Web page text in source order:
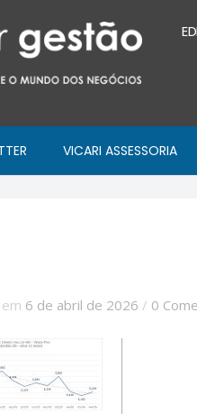
VICARI ASSESSORIA
em 6 de abril de 2026 / 0